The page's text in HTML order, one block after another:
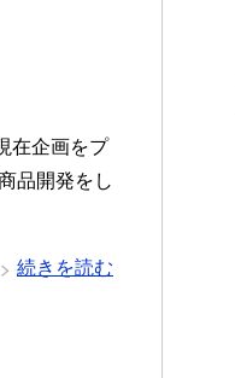
企画をプ
品開発をし
続きを読む